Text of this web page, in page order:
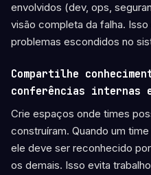
envolvidos (dev, ops,
visão completa da falha.
problemas escondidos no
Compartilhe
conferências internas e
Crie espaços onde times
construíram. Quando um
ele deve ser reconhecido
os demais. Isso evita